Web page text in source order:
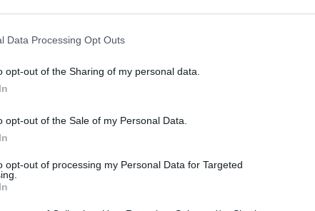
Data Processing Opt Outs
opt-out of the Sharing of my personal data.
opt-out of the Sale of my Personal Data.
opt-out of processing my Personal Data for Targeted
Politiškai keblus V. Zelenskio vizitas: Serbija
Kyjivas po naktinės atakos: liepsnos
apėmė pastatus